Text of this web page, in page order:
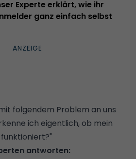
Experte erklärt, wie ihr
ganz einfach selbst
folgendem Problem an uns
ich eigentlich, ob mein
antworten: